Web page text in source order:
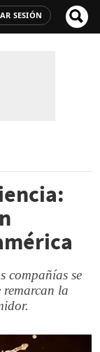
SESIÓN
compañías se
remarcan la